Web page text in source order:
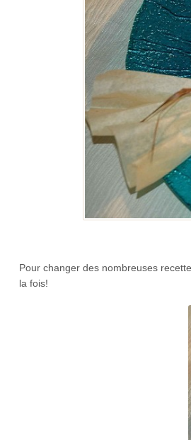
Pour changer des nombreuses
la fois!